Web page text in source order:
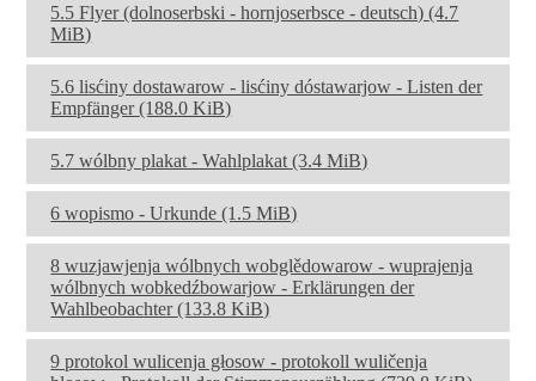
5.5 Flyer (dolnoserbski - hornjoserbsce - deutsch)(4.7
MiB)
5.6 lisćiny dostawarow - lisćiny dóstawarjow - Listen der
Empfänger(188.0 KiB)
5.7 wólbny plakat - Wahlplakat(3.4 MiB)
6 wopismo - Urkunde(1.5 MiB)
8 wuzjawjenja wólbnych wobglědowarow - wuprajenja
wólbnych wobkedźbowarjow - Erklärungen der
Wahlbeobachter(133.8 KiB)
9 protokol wulicenja głosow - protokoll wuličenja